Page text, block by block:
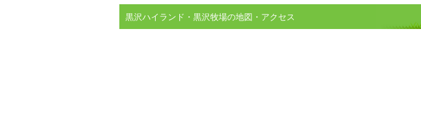
黒沢ハイランド・黒沢牧場の地図・アクセス